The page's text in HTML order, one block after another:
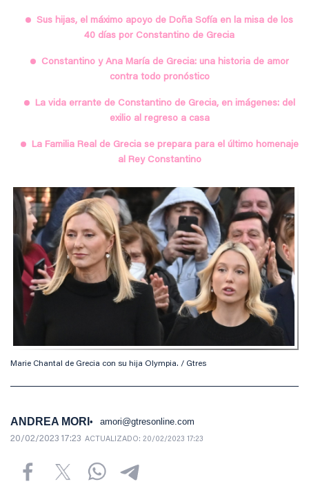
Sus hijas, el máximo apoyo de Doña Sofía en la misa de los
40 días por Constantino de Grecia
Constantino y Ana María de Grecia: una historia de amor
contra todo pronóstico
La vida errante de Constantino de Grecia, en imágenes: del
exilio al regreso a casa
La Familia Real de Grecia se prepara para el último homenaje
al Rey Constantino
Marie Chantal de Grecia con su hija Olympia. / Gtres
ANDREA MORI amori@gtresonline.com
20/02/2023 17:23 ACTUALIZADO: 20/02/2023 17:23